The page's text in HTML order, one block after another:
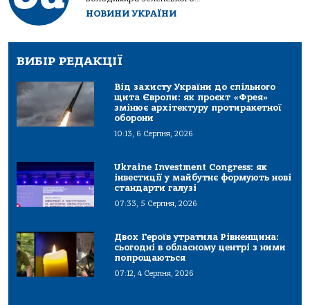
НОВИНИ УКРАЇНИ
ВИБІР РЕДАКЦІЇ
Від захисту України до спільного
щита Європи: як проєкт «Фрея»
змінює архітектуру протиракетної
оборони
10:13, 6 Серпня, 2026
Ukraine Investment Congress: як
інвестиції у майбутнє формують нові
стандарти галузі
07:33, 5 Серпня, 2026
Двох Героїв утратила Рівненщина:
сьогодні в обласному центрі з ними
попрощаються
07:12, 4 Серпня, 2026